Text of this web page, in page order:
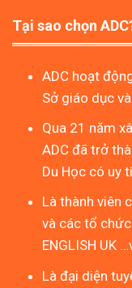
Tại sao chọn
ADC hoạt
Sở giáo dục
Qua 21 năm
ADC đã trở
Du Học có uy
Là thành viên
và các tổ chức
ENGLISH UK
Là đại diện